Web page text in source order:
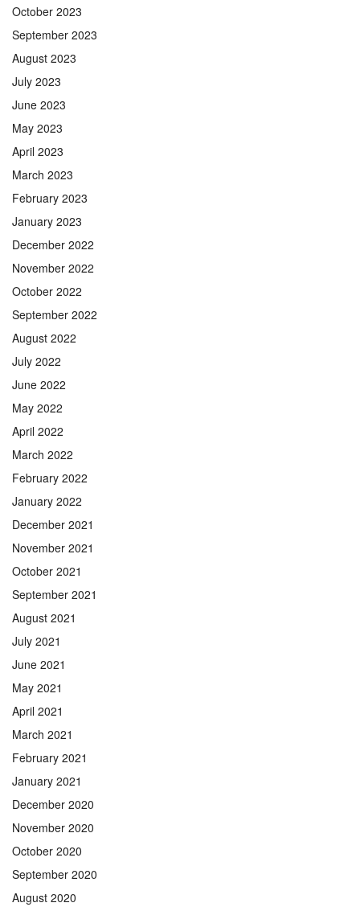
October 2023
September 2023
August 2023
July 2023
June 2023
May 2023
April 2023
March 2023
February 2023
January 2023
December 2022
November 2022
October 2022
September 2022
August 2022
July 2022
June 2022
May 2022
April 2022
March 2022
February 2022
January 2022
December 2021
November 2021
October 2021
September 2021
August 2021
July 2021
June 2021
May 2021
April 2021
March 2021
February 2021
January 2021
December 2020
November 2020
October 2020
September 2020
August 2020